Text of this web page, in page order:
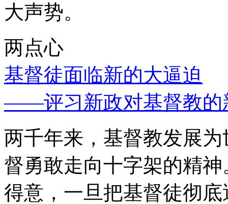
大声势。
两点心
基督徒面临新的大逼迫
——评习新政对基督教的
两千年来，基督教发展
督勇敢走向十字架的精
得意，一旦把基督徒彻